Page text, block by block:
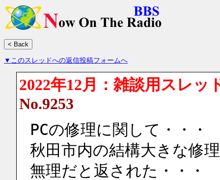
▼このスレッドへの返信投稿フォームへ
2022年12月：雑談用スレッ
No.9253
PCの修理に関して・・・
秋田市内の結構大きな修
無理だと返された・・・